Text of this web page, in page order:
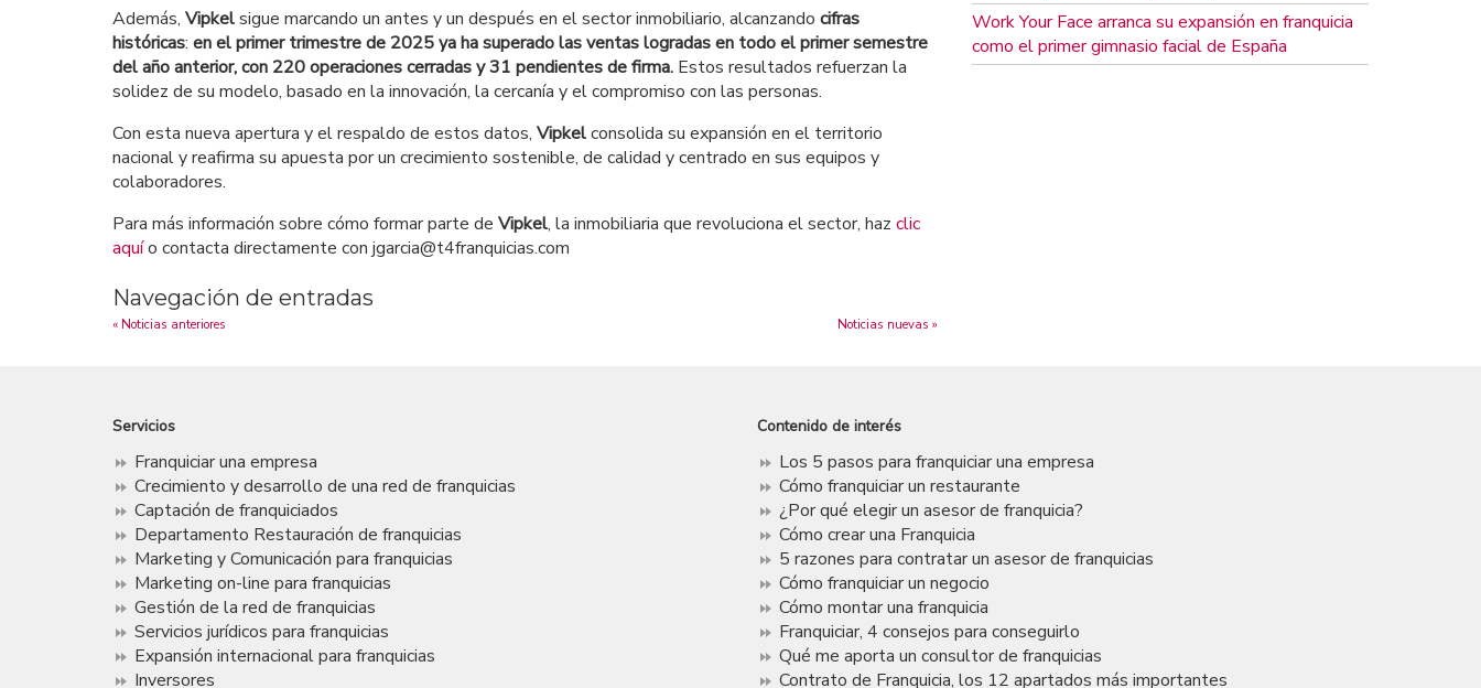
Además, Vipkelsigue marcando un antes y un después en el sector inmobiliario, alcanzando cifras
históricas: en el primer trimestre de 2025 ya ha superado las ventas logradas en todo el primer semestre
del año anterior, con 220 operaciones cerradas y 31 pendientes de firma. Estos resultados refuerzan la
solidez de su modelo, basado en la innovación, la cercanía y el compromiso con las personas.
Con esta nueva apertura y el respaldo de estos datos, Vipkelconsolida su expansión en el territorio
nacional y reafirma su apuesta por un crecimiento sostenible, de calidad y centrado en sus equipos y
colaboradores.
Para más información sobre cómo formar parte de Vipkel, la inmobiliaria que revoluciona el sector, haz clic
aquío contacta directamente con jgarcia@t4franquicias.com
Navegación de entradas
« Noticias anteriores Noticias nuevas »
Work Your Face arranca su expansión en franquicia
como el primer gimnasio facial de España
Servicios
Franquiciar una empresa
Crecimiento y desarrollo de una red de franquicias
Captación de franquiciados
Departamento Restauración de franquicias
Marketing y Comunicación para franquicias
Marketing on-line para franquicias
Gestión de la red de franquicias
Servicios jurídicos para franquicias
Expansión internacional para franquicias
Inversores
Contenido de interés
Los 5 pasos para franquiciar una empresa
Cómo franquiciar un restaurante
¿Por qué elegir un asesor de franquicia?
Cómo crear una Franquicia
5 razones para contratar un asesor de franquicias
Cómo franquiciar un negocio
Cómo montar una franquicia
Franquiciar, 4 consejos para conseguirlo
Qué me aporta un consultor de franquicias
Contrato de Franquicia, los 12 apartados más importantes